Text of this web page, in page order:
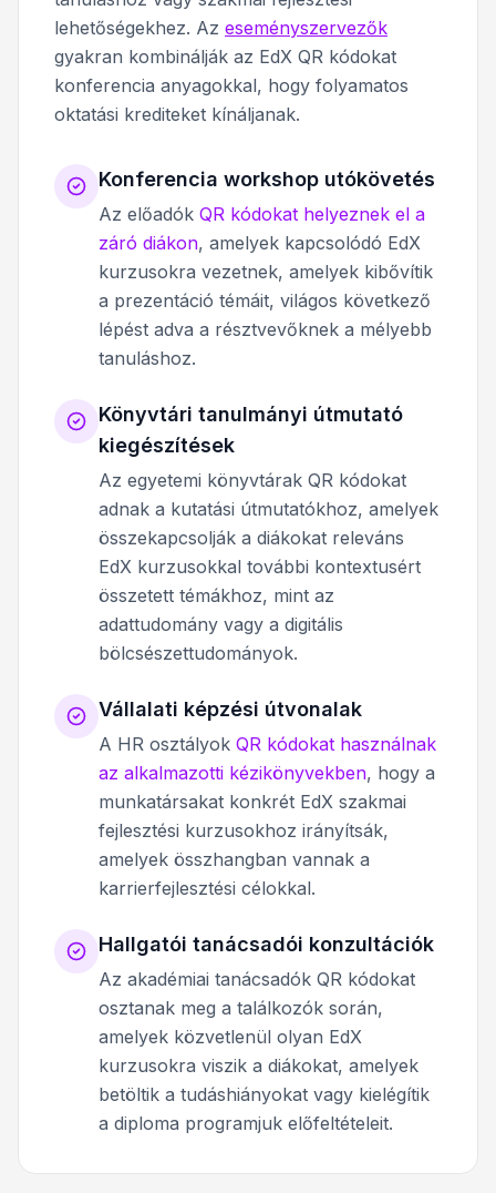
lehetőségekhez. Az eseményszervezők
gyakran kombinálják az EdX QR kódokat
konferencia anyagokkal, hogy folyamatos
oktatási krediteket kínáljanak.
Konferencia workshop utókövetés
Az előadók QR kódokat helyeznek el a
záró diákon, amelyek kapcsolódó EdX
kurzusokra vezetnek, amelyek kibővítik
a prezentáció témáit, világos következő
lépést adva a résztvevőknek a mélyebb
tanuláshoz.
Könyvtári tanulmányi útmutató
kiegészítések
Az egyetemi könyvtárak QR kódokat
adnak a kutatási útmutatókhoz, amelyek
összekapcsolják a diákokat releváns
EdX kurzusokkal további kontextusért
összetett témákhoz, mint az
adattudomány vagy a digitális
bölcsészettudományok.
Vállalati képzési útvonalak
A HR osztályok QR kódokat használnak
az alkalmazotti kézikönyvekben, hogy a
munkatársakat konkrét EdX szakmai
fejlesztési kurzusokhoz irányítsák,
amelyek összhangban vannak a
karrierfejlesztési célokkal.
Hallgatói tanácsadói konzultációk
Az akadémiai tanácsadók QR kódokat
osztanak meg a találkozók során,
amelyek közvetlenül olyan EdX
kurzusokra viszik a diákokat, amelyek
betöltik a tudáshiányokat vagy kielégítik
a diploma programjuk előfeltételeit.